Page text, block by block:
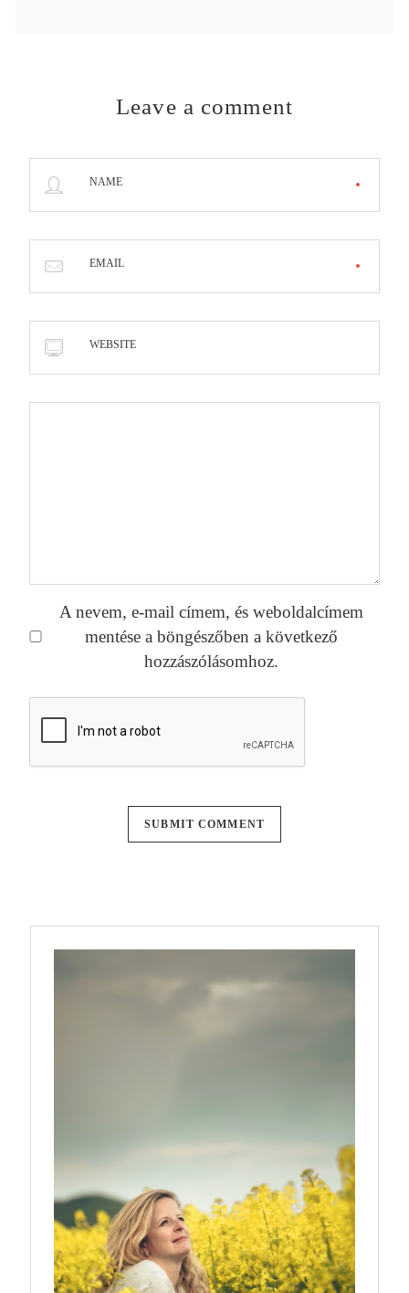
Leave a comment
NAME
EMAIL
WEBSITE
A nevem, e-mail címem, és weboldalcímem
mentése a böngészőben a következő
hozzászólásomhoz.